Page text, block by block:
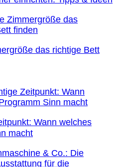
das richtige Bett
Wann welches
macht